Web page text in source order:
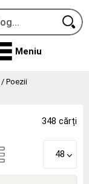
Meniu
/ Poezii
348 cărți
48